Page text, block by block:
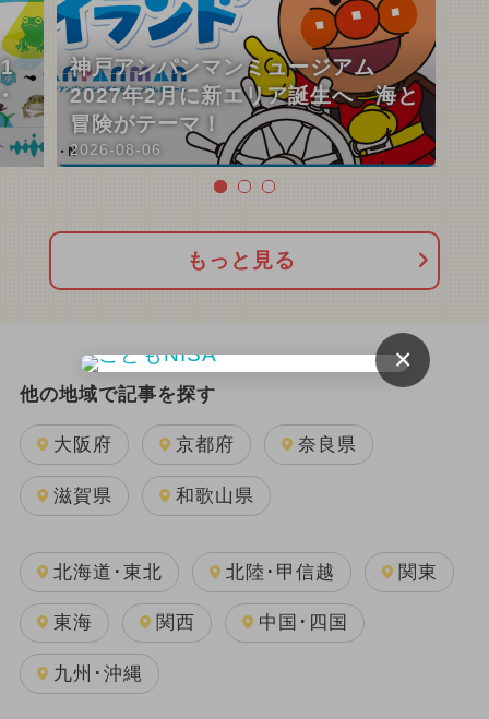
神戸アンパンマンミュージアム
2027年2月に新エリア誕生へ 海と
冒険がテーマ！
2026-08-06
もっと見る
他の地域で記事を探す
大阪府 京都府 奈良県
滋賀県 和歌山県
北海道･東北 北陸･甲信越 関東
東海 関西 中国･四国
九州･沖縄
×